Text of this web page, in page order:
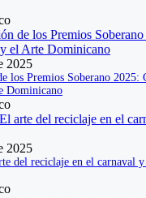
2025
los Premios Soberano 2025:
Dominicano
2025
del reciclaje en el carnaval